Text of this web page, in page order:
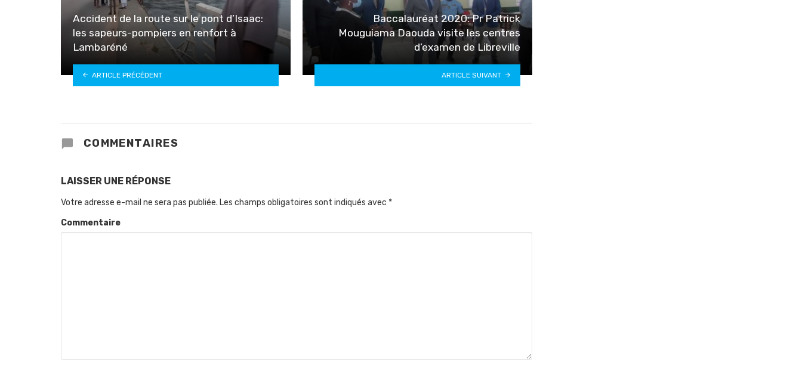
Accident de la route sur le pont d’Isaac:
les sapeurs-pompiers en renfort à
Lambaréné
ARTICLE PRÉCÉDENT
Baccalauréat 2020: Pr Patrick
Mouguiama Daouda visite les centres
d’examen de Libreville
ARTICLE SUIVANT
COMMENTAIRES
LAISSER UNE RÉPONSE
Votre adresse e-mail ne sera pas publiée. Les champs obligatoires sont indiqués avec *
Commentaire